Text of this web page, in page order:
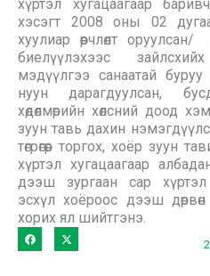
хүртэл хугацаагаар
хэсэгт 2008 оны 02
хуулиар өөрчлөлт
биелүүлэхээс
мэдүүлгээ санаатай буруу
нуун дарагдуулсан,
хөдөлмөрийн хөлсний доод
зуун тавь дахин
төгрөгөөр торгох, хоёр зуун
хүртэл хугацаагаар
дээш зургаан сар хүртэл
эсхүл хоёроос дээш
хорих ял шийтгэнэ.